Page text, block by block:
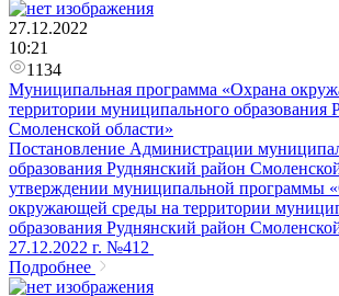
27.12.2022
10:21
1134
Муниципальная программа «Охрана
территории муниципального образования
Смоленской области»
Постановление Администрации
образования Руднянский район
утверждении муниципальной программы
окружающей среды на территории
образования Руднянский район
27.12.2022 г. №412
Подробнее